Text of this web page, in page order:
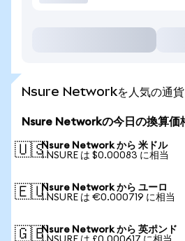
Nsure Networkを人気の通貨
Nsure Networkの今日の換算価
🇺🇸Nsure Network から 米ドル
1 NSURE は $0.00083 に相当
🇪🇺Nsure Network から ユーロ
1 NSURE は €0.000719 に相当
🇬🇧Nsure Network から 英ポンド